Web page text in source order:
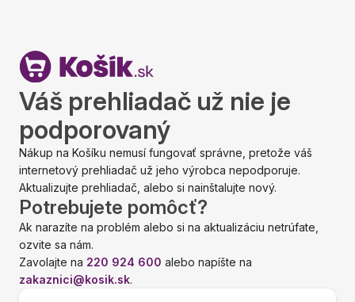
Váš prehliadač už nie je
podporovaný
Nákup na Košíku nemusí fungovať správne, pretože váš
internetový prehliadač už jeho výrobca nepodporuje.
Aktualizujte prehliadač, alebo si nainštalujte nový.
Potrebujete pomôcť?
Ak narazíte na problém alebo si na aktualizáciu netrúfate,
ozvite sa nám.
Zavolajte na 220 924 600 alebo napíšte na
zakaznici@kosik.sk.